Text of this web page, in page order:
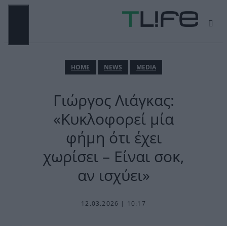
Μετάβαση
ΗΟΜΕ NEWS MEDIA
Γιώργος Λιάγκας:
«Κυκλοφορεί μία
φήμη ότι έχει
χωρίσει – Είναι σοκ,
αν ισχύει»
12.03.2026 | 10:17